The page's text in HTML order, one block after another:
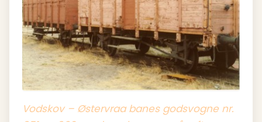
Vodskov – Østervraa banes godsvogne nr.